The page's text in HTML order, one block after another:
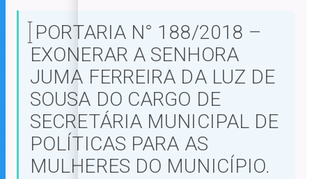
PORTARIA N° 188/2018 –
EXONERAR A SENHORA
JUMA FERREIRA DA LUZ DE
SOUSA DO CARGO DE
SECRETÁRIA MUNICIPAL DE
POLÍTICAS PARA AS
MULHERES DO MUNICÍPIO.